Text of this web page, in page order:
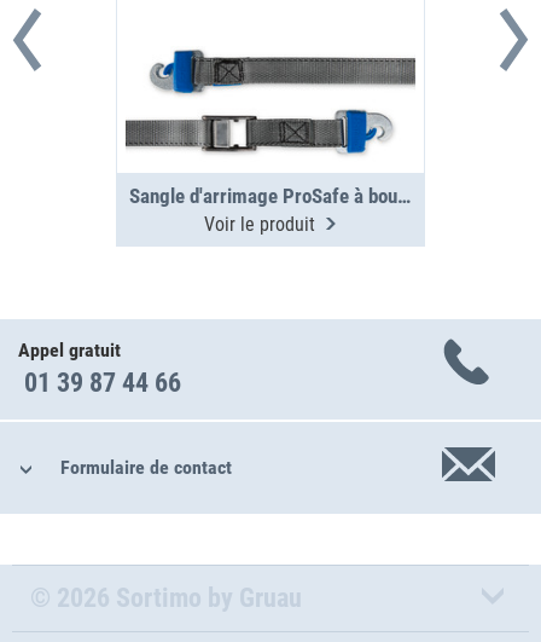
Sangle d'arrimage ProSafe à boucle de serrage 3 m, 250 daN
Voir le produit
Appel gratuit
01 39 87 44 66
Formulaire de contact
© 2026 Sortimo by Gruau